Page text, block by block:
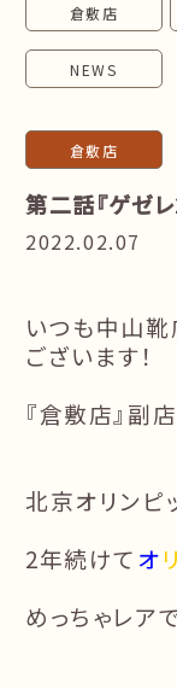
倉敷店
NEWS
倉敷店
第二話『ゲゼ
2022.02.07
いつも中山靴
ございます！
『倉敷店』副
北京オリン
2年続けて オリ
めっちゃレア